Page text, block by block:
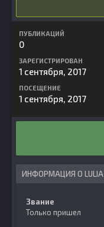
ПУБЛИКАЦИЙ
0
ЗАРЕГИСТРИРОВАН
1 сентября, 2017
ПОСЕЩЕНИЕ
1 сентября, 2017
ИНФОРМАЦИЯ О LULIA
Звание
Только пришел